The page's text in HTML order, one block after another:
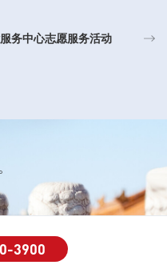
务中心志愿服务活动
3900